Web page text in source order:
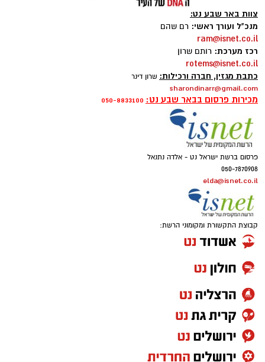
צוות באר שבע נט:
מנכ"ל ועורך ראשי: רם שהם
ram@isnet.co.il
רכז מערכת: רותם שרון
rotems@isnet.co.il
כתבת מגזין, חברה ורכילות: שרון דינר
sharondinarr@gmail.com
מכירות פרסום בבאר שבע נט: 050-8833100
פרסום ברשת ישראל נט - אלדה נתנאל
050-7870908
elda@isnet.co.il
קבוצת התקשורת ומקומוני הרשת: